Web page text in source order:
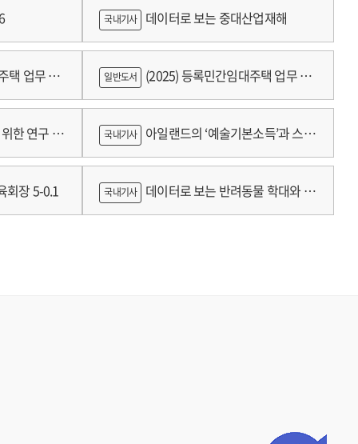
택 업무 편
한 연구 :
회장 5-0.1
국내기사 데이터로 보는 중대산업재해
일반도서 (2025) 등록민간임대주택 업무 편
람
국내기사 아일랜드의 ‘예술기본소득’과 스코
틀랜드의 예술인 소득보장정책 논의
국내기사 데이터로 보는 반려동물 학대와 분